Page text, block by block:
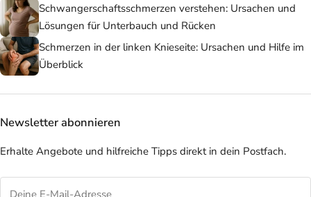
Schwangerschaftsschmerzen verstehen: Ursachen und
Lösungen für Unterbauch und Rücken
Schmerzen in der linken Knieseite: Ursachen und Hilfe im
Überblick
Newsletter abonnieren
Erhalte Angebote und hilfreiche Tipps direkt in dein Postfach.